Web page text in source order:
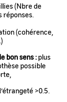
(Nbre de
réponses.
(cohérence,
bon sens :plus
possible
>0.5.